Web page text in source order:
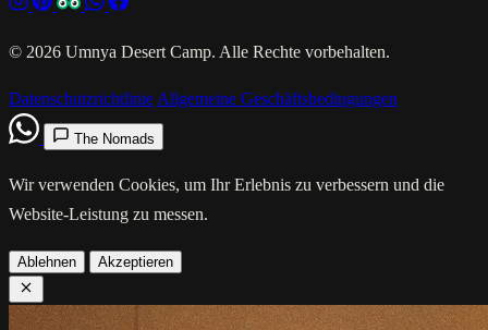
© 2026 Umnya Desert Camp. Alle Rechte vorbehalten.
Datenschutzrichtlinie Allgemeine Geschäftsbedingungen
The Nomads
Wir verwenden Cookies, um Ihr Erlebnis zu verbessern und die
Website-Leistung zu messen.
Ablehnen Akzeptieren